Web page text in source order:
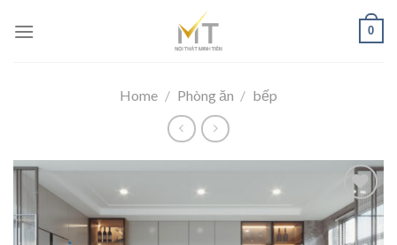
0
Home / Phòng ăn / bếp
Add to
wishlist